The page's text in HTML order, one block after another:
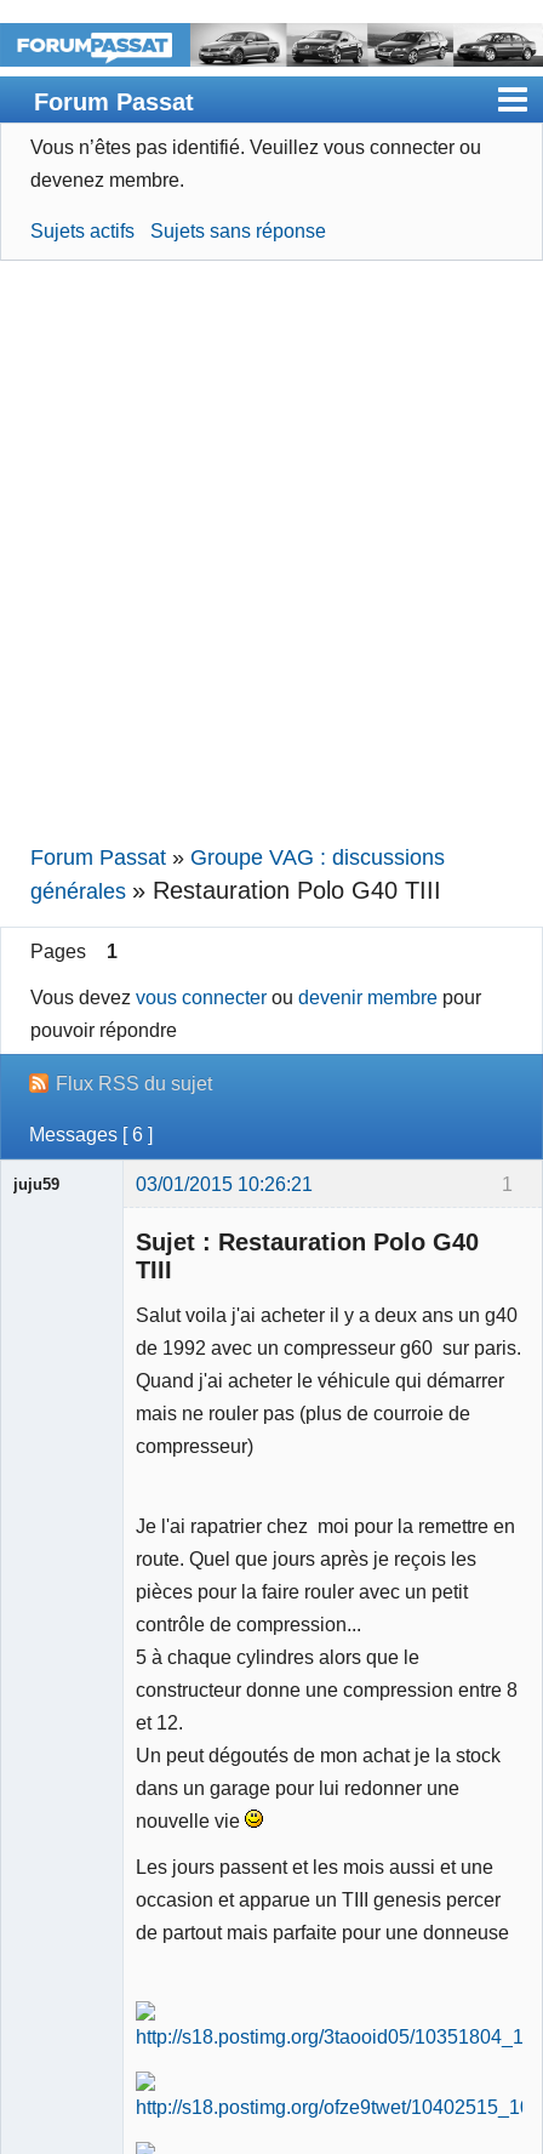
Forum Passat
Accueil
Devenir membre
Vous n’êtes pas identifié. Veuillez vous connecter ou
devenez membre.
Sujets actifs Sujets sans réponse
Forum Passat » Groupe VAG : discussions
générales » Restauration Polo G40 TIII
Pages 1
Vous devezvous connecter oudevenir membre pour
pouvoir répondre
Flux RSS du sujet
Messages [ 6 ]
1
juju59 03/01/2015 10:26:21
Sujet : Restauration Polo G40
TIII
Salut voila j'ai acheter il y a deux ans un g40
de 1992 avec un compresseur g60 sur paris.
Quand j'ai acheter le véhicule qui démarrer
mais ne rouler pas (plus de courroie de
compresseur)
Je l'ai rapatrier chez moi pour la remettre en
route. Quel que jours après je reçois les
pièces pour la faire rouler avec un petit
contrôle de compression...
5 à chaque cylindres alors que le
constructeur donne une compression entre 8
et 12.
Un peut dégoutés de mon achat je la stock
dans un garage pour lui redonner une
nouvelle vie
Les jours passent et les mois aussi et une
occasion et apparue un TIII genesis percer
de partout mais parfaite pour une donneuse